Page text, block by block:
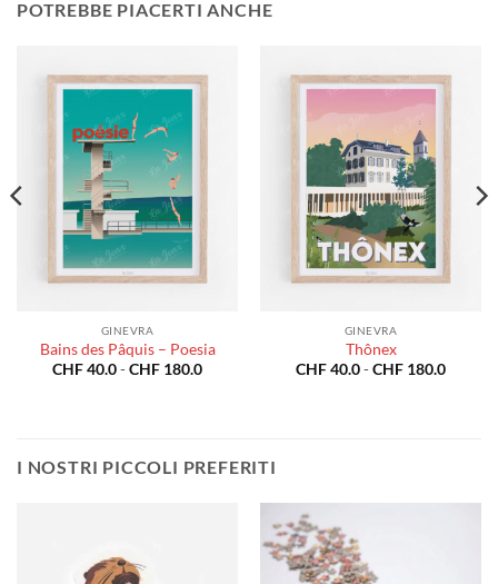
POTREBBE PIACERTI ANCHE
GINEVRA
Bains des Pâquis – Poesia
CHF40.0-CHF 180.0Fascia
GINEVRA
Thônex
CHF40.0-CHF 180.0Fascia
I NOSTRI PICCOLI PREFERITI